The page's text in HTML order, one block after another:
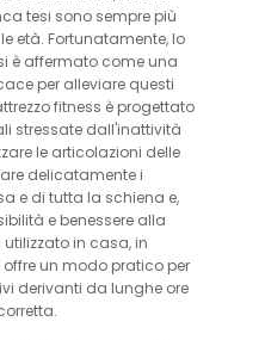
tesi sono sempre più
età. Fortunatamente, lo
è affermato come una
per alleviare questi
fitness è progettato
stressate dall'inattività
le articolazioni delle
delicatamente i
e di tutta la schiena e,
e benessere alla
in casa, in
un modo pratico per
derivanti da lunghe ore